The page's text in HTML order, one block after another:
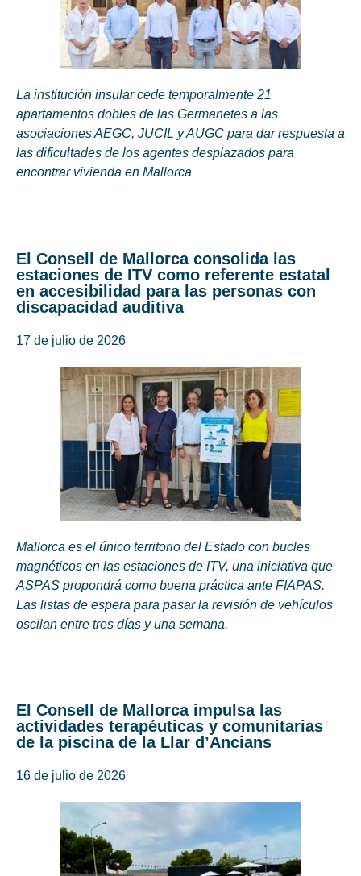
La institución insular cede temporalmente 21
apartamentos dobles de las Germanetes a las
asociaciones AEGC, JUCIL y AUGC para dar respuesta a
las dificultades de los agentes desplazados para
encontrar vivienda en Mallorca
El Consell de Mallorca consolida las
estaciones de ITV como referente estatal
en accesibilidad para las personas con
discapacidad auditiva
17 de julio de 2026
Mallorca es el único territorio del Estado con bucles
magnéticos en las estaciones de ITV, una iniciativa que
ASPAS propondrá como buena práctica ante FIAPAS.
Las listas de espera para pasar la revisión de vehículos
oscilan entre tres días y una semana.
El Consell de Mallorca impulsa las
actividades terapéuticas y comunitarias
de la piscina de la Llar d’Ancians
16 de julio de 2026